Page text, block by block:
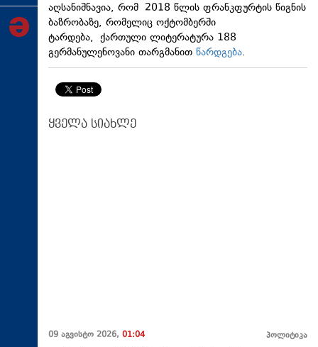
აღსანიშნავია, რომ 2018 წლის ფრანკფურტის წიგნის
ბაზრობაზე, რომელიც ოქტომბერში
ტარდება, ქართული ლიტერატურა 188
გერმანულენოვანი თარგმანით წარდგება.
ყველა სიახლე
09 აგვისტო 2026, 01:04 პოლიტიკა